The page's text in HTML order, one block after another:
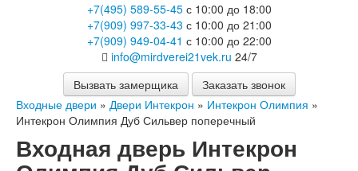
Двери с терморазрывом для улицы
Противопожарные двери
Двери Бункер
Двери Лекс
Двери Рыцарь
Двери Термодор
Арктика
Монолит
Стайл
Термо
+7(495) 589-55-45с 10:00 до 18:00
+7(909) 997-33-43 с 10:00 до 21:00
+7(909) 949-04-41 с 10:00 до 22:00
info@mirdverei21vek.ru 24/7
Вызвать замерщика
Заказать звонок
Входные двери » Двери Интекрон » Интекрон Олимпия »
Интекрон Олимпия Дуб Сильвер поперечный
Входная дверь Интекрон